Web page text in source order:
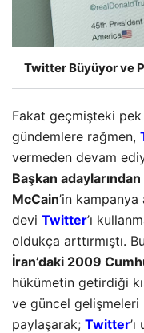
Twitter Büyüyor ve
Fakat geçmişteki pek
gündemlere rağmen,
vermeden devam
Başkan
McCain’in
devi Twitter’ı
oldukça arttırmıştı.
İran’daki 2009
hükümetin getirdiği
ve güncel
paylaşarak; Twitter